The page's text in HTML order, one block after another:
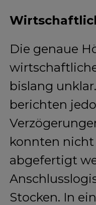
Die genaue
bislang
berichten
konnten
abgefertigt
Stocken. In